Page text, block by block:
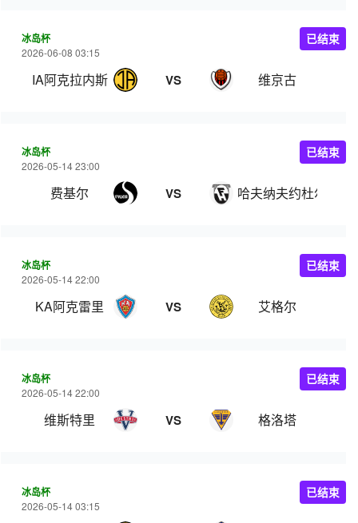
冰岛杯
2026-06-08 03:15
IA阿克拉内斯 VS 维京古
已结束
冰岛杯
2026-05-14 23:00
费基尔 VS 哈夫纳夫约杜尔
已结束
冰岛杯
2026-05-14 22:00
KA阿克雷里 VS 艾格尔
已结束
冰岛杯
2026-05-14 22:00
维斯特里 VS 格洛塔
已结束
冰岛杯
2026-05-14 03:15
已结束